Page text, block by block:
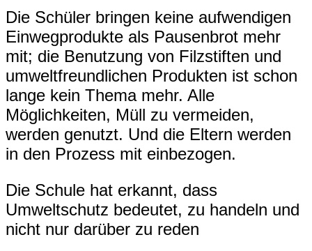
Die Schüler bringen keine aufwendigen
Einwegprodukte als Pausenbrot mehr
mit; die Benutzung von Filzstiften und
umweltfreundlichen Produkten ist schon
lange kein Thema mehr. Alle
Möglichkeiten, Müll zu vermeiden,
werden genutzt. Und die Eltern werden
in den Prozess mit einbezogen.
Die Schule hat erkannt, dass
Umweltschutz bedeutet, zu handeln und
nicht nur darüber zu reden